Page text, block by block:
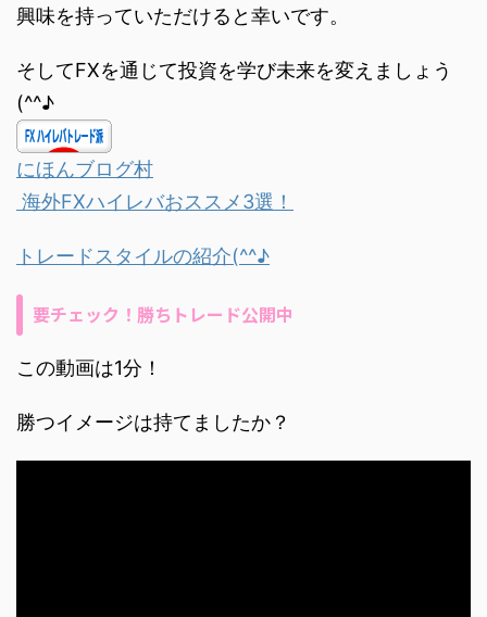
興味を持っていただけると幸いです。
そしてFXを通じて投資を学び未来を変えましょう
(^^♪
にほんブログ村
海外FXハイレバおススメ3選！
トレードスタイルの紹介(^^♪
要チェック！勝ちトレード公開中
この動画は1分！
勝つイメージは持てましたか？